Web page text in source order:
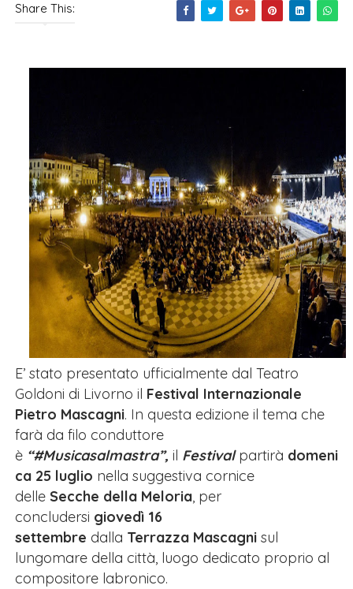
Share This:
E’ stato presentato ufficialmente dal Teatro
Goldoni di Livorno il Festival Internazionale
Pietro Mascagni. In questa edizione il tema che
farà da filo conduttore
è “#Musicasalmastra”, il Festivalpartirà domeni
ca 25 luglio nella suggestiva cornice
delle Secche della Meloria, per
concludersi giovedì 16
settembre dalla Terrazza Mascagnisul
lungomare della città, luogo dedicato proprio al
compositore labronico.